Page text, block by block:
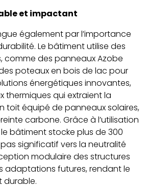
et impactant
également par l’importance
Le bâtiment utilise des
comme des panneaux Azobe
poteaux en bois de lac pour
énergétiques innovantes,
thermiques qui extraient la
toit équipé de panneaux solaires,
carbone. Grâce à l’utilisation
bâtiment stocke plus de 300
significatif vers la neutralité
modulaire des structures
adaptations futures, rendant le
durable.